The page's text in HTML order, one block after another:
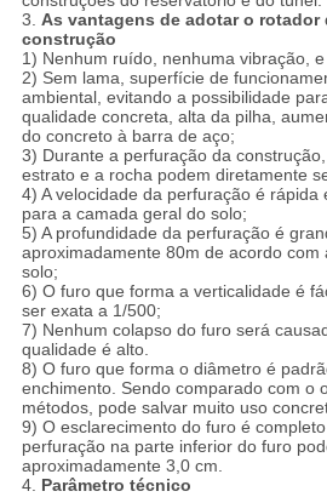
3. As vantagens de adotar o rotador
construção
1) Nenhum ruído, nenhuma vibração,
2) Sem lama, superfície de
ambiental, evitando a possibilidade
qualidade concreta, alta da pilha,
do concreto à barra de aço;
3) Durante a perfuração da
estrato e a rocha podem diretamente
4) A velocidade da perfuração é rápida
para a camada geral do solo;
5) A profundidade da perfuração é
aproximadamente 80m de acordo com
solo;
6) O furo que forma a verticalidade é
ser exata a 1/500;
7) Nenhum colapso do furo será
qualidade é alto.
8) O furo que forma o diâmetro é
enchimento. Sendo comparado com o
métodos, pode salvar muito uso
9) O esclarecimento do furo é
perfuração na parte inferior do furo
aproximadamente 3,0 cm.
4. Parâmetro técnico